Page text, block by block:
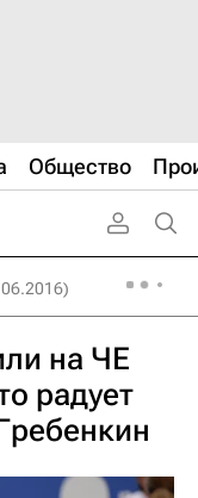
Общество
на ЧЕ
радует